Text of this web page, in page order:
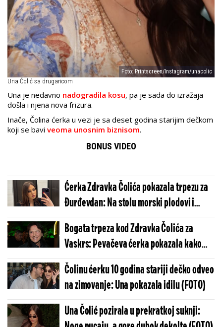
Foto: Printscreen/Instagram/unacolic
Una Čolić sa drugaricom
Una je nedavno nadogradila kosu, pa je sada do izražaja
došla i njena nova frizura.
Inače, Čolina ćerka u vezi je sa deset godina starijim dečkom
koji se bavi veoma unosnim biznisom.
BONUS VIDEO
Ćerka Zdravka Čolića pokazala trpezu za
Đurđevdan: Na stolu morski plodovi i
prebranac (FOTO)
Bogata trpeza kod Zdravka Čolića za
Vaskrs: Pevačeva ćerka pokazala kako
sve izgleda (FOTO)
Čolinu ćerku 10 godina stariji dečko odveo
na zimovanje: Una pokazala idilu (FOTO)
Una Čolić pozirala u prekratkoj suknji: